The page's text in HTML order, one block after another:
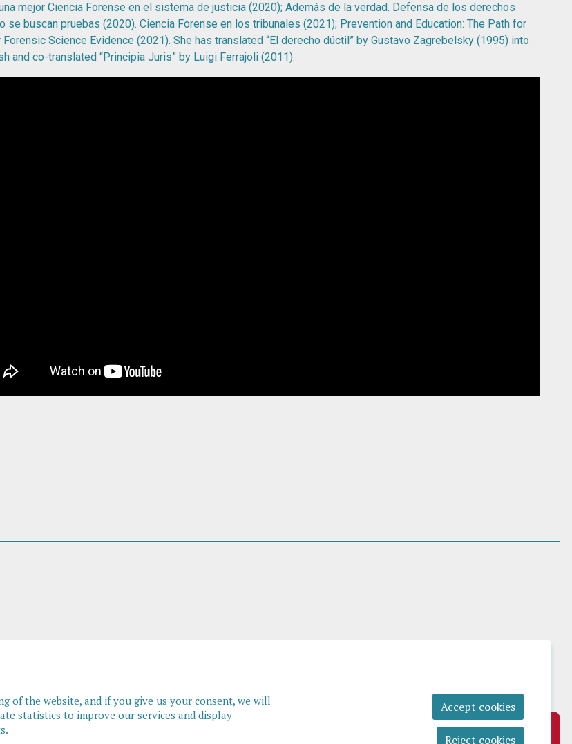
mejor Ciencia Forense en el sistema de justicia (2020); Además de la verdad. Defensa de los derechos
se buscan pruebas (2020). Ciencia Forense en los tribunales (2021); Prevention and Education: The Path for
Forensic Science Evidence (2021). She has translated “El derecho dúctil” by Gustavo Zagrebelsky (1995) into
and co-translated “Principia Juris” by Luigi Ferrajoli (2011).
of the website, and if you give us your consent, we will
statistics to improve our services and display
Accept cookies
Reject cookies